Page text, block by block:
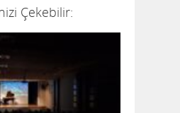
Çekebilir: